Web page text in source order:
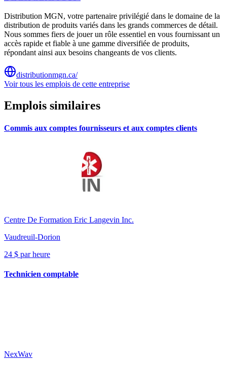
Distribution MGN, votre partenaire privilégié dans le domaine de la
distribution de produits variés dans les grands commerces de détail.
Nous sommes fiers de jouer un rôle essentiel en vous fournissant un
accès rapide et fiable à une gamme diversifiée de produits,
répondant ainsi aux besoins changeants de vos clients.
distributionmgn.ca/
Voir tous les emplois de cette entreprise
Emplois similaires
Commis aux comptes fournisseurs et aux comptes clients
Centre De Formation Eric Langevin Inc.
Vaudreuil-Dorion
24 $ par heure
Technicien comptable
NexWav